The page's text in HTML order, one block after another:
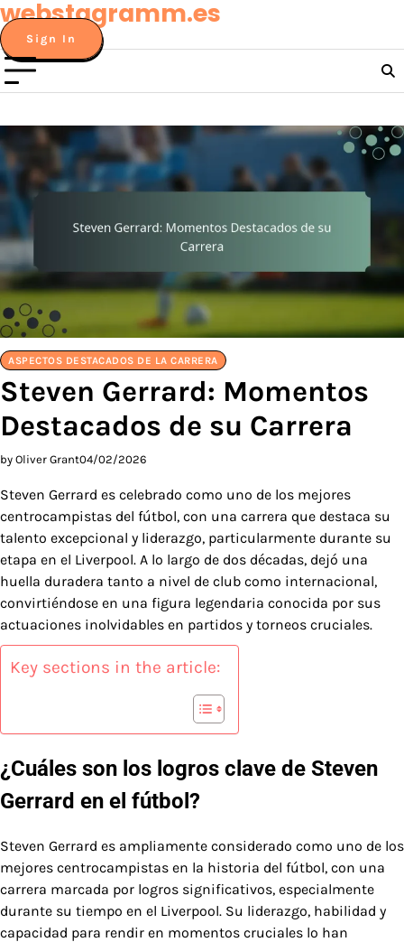
Skip
to
content
webstagramm.es
Sign In
ASPECTOS DESTACADOS DE LA CARRERA
Steven Gerrard: Momentos
Destacados de su Carrera
by Oliver Grant04/02/2026
Steven Gerrard es celebrado como uno de los mejores
centrocampistas del fútbol, con una carrera que destaca su
talento excepcional y liderazgo, particularmente durante su
etapa en el Liverpool. A lo largo de dos décadas, dejó una
huella duradera tanto a nivel de club como internacional,
convirtiéndose en una figura legendaria conocida por sus
actuaciones inolvidables en partidos y torneos cruciales.
Key sections in the article:
¿Cuáles son los logros clave de Steven
Gerrard en el fútbol?
Steven Gerrard es ampliamente considerado como uno de los
mejores centrocampistas en la historia del fútbol, con una
carrera marcada por logros significativos, especialmente
durante su tiempo en el Liverpool. Su liderazgo, habilidad y
capacidad para rendir en momentos cruciales lo han